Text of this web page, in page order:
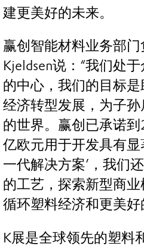
建更美好的未来。
赢创智能材料业务部门
Kjeldsen说：“我们处
的中心，我们的目标
经济转型发展，为子
的世界。赢创已承诺
亿欧元用于开发具有显
一代解决方案’，我们
的工艺，探索新型商
循环塑料经济和更美
K展是全球领先的塑料